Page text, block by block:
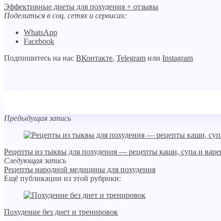
Эффективные диеты для похудения + отзывы
Поделиться в соц. сетях и сервисах:
WhatsApp
Facebook
Подпишитесь на нас ВКонтакте, Telegram или Instagram
Предыдущая запись
Рецепты из тыквы для похудения — рецепты каши, супа и
Следующая запись
Рецепты народной медицины для похудения
Ещё публикации из этой рубрики:
Похудение без диет и тренировок